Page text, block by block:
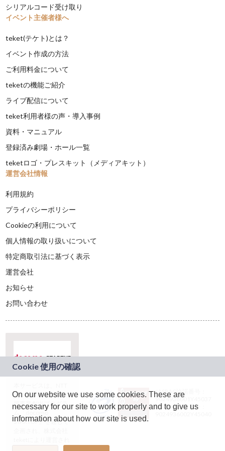
シリアルコード受け取り
イベント主催者様へ
teket(テケト)とは？
イベント作成の方法
ご利用料金について
teketの機能ご紹介
ライブ配信について
teket利用者様の声・導入事例
資料・マニュアル
登録済み劇場・ホール一覧
teketロゴ・プレスキット（メディアキット）
運営会社情報
利用規約
プライバシーポリシー
Cookieの利用について
個人情報の取り扱いについて
特定商取引法に基づく表示
運営会社
お知らせ
お問い合わせ
ドコモグループの新
規事業創出プログラ
ム「docomo
STARTUP」を通じて
JASRAC許諾番号：
9024936001Y45037
JASRAC許諾番号：
On our website we use some cookies. These are
necessary for our site to work properly and to give us
information about how our site is used.